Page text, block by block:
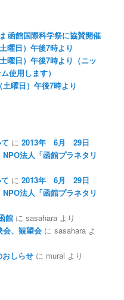
函館国際科学祭に協賛開催
曜日）午後7時より
曜日）午後7時より（ニッ
使用します）
曜日）午後7時より
に2013年 6月 29日
NPO法人「函館プラネタリ
に2013年 6月 29日
NPO法人「函館プラネタリ
館 にsasahara より
会、観望会 にsasahara よ
おしらせ に murai より